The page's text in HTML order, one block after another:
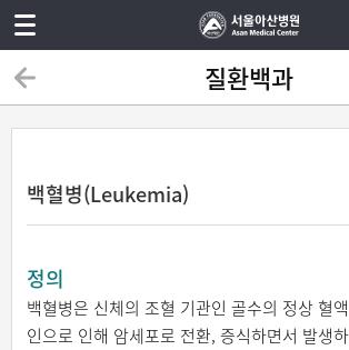
질환백과
백혈병(Leukemia)
정의
백혈병은 신체의 조혈 기관인 골수의 정상 혈
인으로 인해 암세포로 전환, 증식하면서 발생